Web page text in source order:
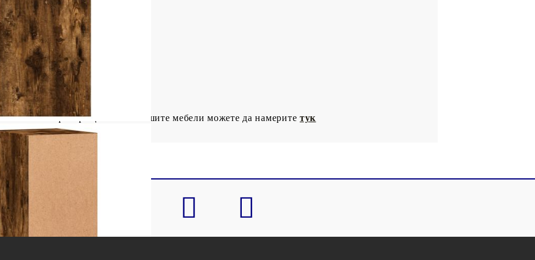
x Ш x В)
10 кг
на преобръщането на вашите мебели можете да намерите тук